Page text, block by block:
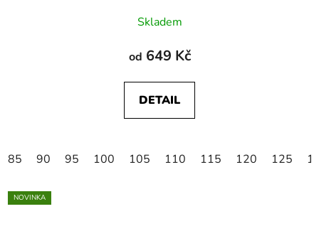
Skladem
od 649 Kč
DETAIL
85 90 95 100 105 110 115 120 125
NOVINKA